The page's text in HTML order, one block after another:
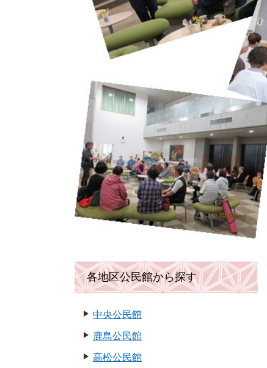
各地区公民館から探す
中央公民館
鹿島公民館
高松公民館